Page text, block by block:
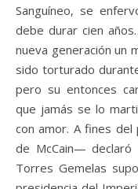
Sanguíneo, se
debe durar cien
nueva generación un
sido torturado
pero su entonces
que jamás se lo
con amor. A fines
de McCain—
Torres Gemelas